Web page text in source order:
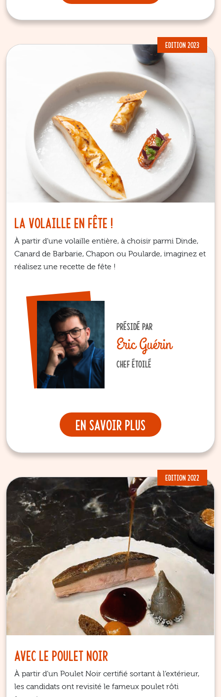
EDITION 2023
La Volaille en Fête !
À partir d’une volaille entière, à choisir parmi Dinde,
Canard de Barbarie, Chapon ou Poularde, imaginez et
réalisez une recette de fête !
PRÉSIDÉ PAR
Eric Guérin
CHEF ÉTOILÉ
En savoir plus
EDITION 2022
Avec le Poulet Noir
À partir d’un Poulet Noir certifié sortant à l’extérieur,
les candidats ont revisité le fameux poulet rôti